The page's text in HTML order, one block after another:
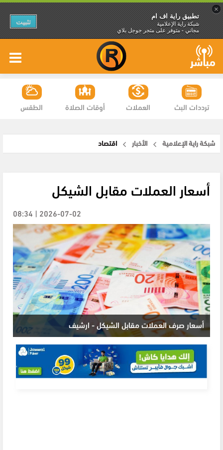
×
تطبيق راية اف ام
شبكة راية الإعلامية
مجاني - متوفر على متجر جوجل بلاي
تثبيت
الطقس أوقات الصلاة العملات ترددات البث
شبكة راية الإعلامية الأخبار اقتصاد
أسعار العملات مقابل الشيكل
2026-07-02 | 08:34
أسعار صرف العملات مقابل الشيكل - ارشيف